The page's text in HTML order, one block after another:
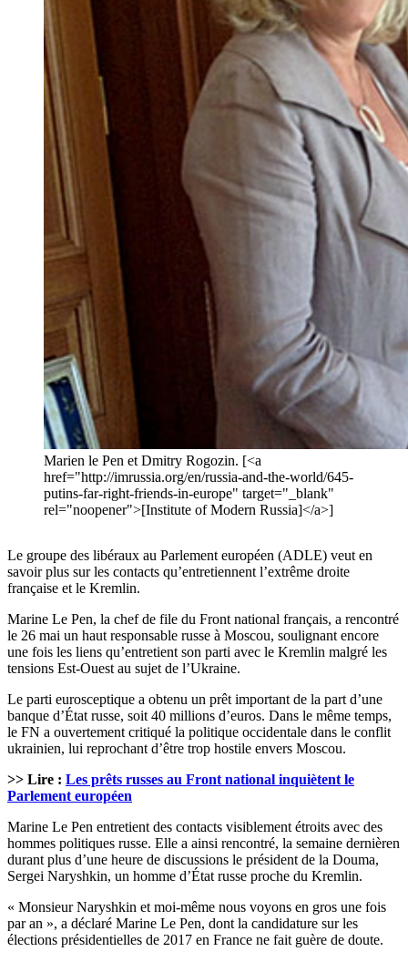
Marien le Pen et Dmitry Rogozin. [<a
href="http://imrussia.org/en/russia-and-the-world/645-
putins-far-right-friends-in-europe" target="_blank"
rel="noopener">[Institute of Modern Russia]</a>]
Le groupe des libéraux au Parlement européen (ADLE) veut en
savoir plus sur les contacts qu’entretiennent l’extrême droite
française et le Kremlin.
Marine Le Pen, la chef de file du Front national français, a rencontré
le 26 mai un haut responsable russe à Moscou, soulignant encore
une fois les liens qu’entretient son parti avec le Kremlin malgré les
tensions Est-Ouest au sujet de l’Ukraine.
Le parti eurosceptique a obtenu un prêt important de la part d’une
banque d’État russe, soit 40 millions d’euros. Dans le même temps,
le FN a ouvertement critiqué la politique occidentale dans le conflit
ukrainien, lui reprochant d’être trop hostile envers Moscou.
>> Lire : Les prêts russes au Front national inquiètent le
Parlement européen
Marine Le Pen entretient des contacts visiblement étroits avec des
hommes politiques russe. Elle a ainsi rencontré, la semaine dernièren
durant plus d’une heure de discussions le président de la Douma,
Sergei Naryshkin, un homme d’État russe proche du Kremlin.
« Monsieur Naryshkin et moi-même nous voyons en gros une fois
par an », a déclaré Marine Le Pen, dont la candidature sur les
élections présidentielles de 2017 en France ne fait guère de doute.